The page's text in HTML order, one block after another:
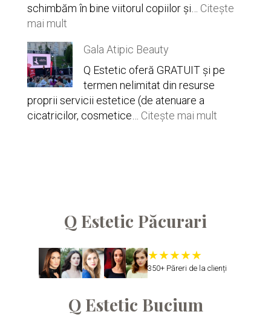
schimbăm în bine viitorul copiilor și… Citește
mai mult:
Star
of
Hope
Gala Atipic Beauty
Q Estetic oferă GRATUIT și pe
termen nelimitat din resurse
proprii servicii estetice (de atenuare a
cicatricilor, cosmetice… Citește mai mult:
Q Estetic Păcurari
350+ Păreri de la clienți
Q Estetic Bucium